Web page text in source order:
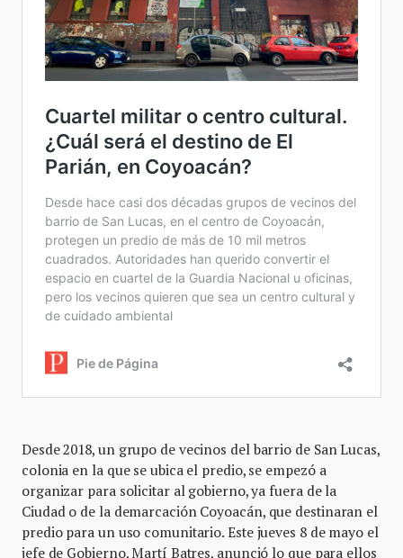
Desde 2018, un grupo de vecinos del barrio de San Lucas,
colonia en la que se ubica el predio, se empezó a
organizar para solicitar al gobierno, ya fuera de la
Ciudad o de la demarcación Coyoacán, que destinaran el
predio para un uso comunitario. Este jueves 8 de mayo el
jefe de Gobierno, Martí Batres, anunció lo que para ellos